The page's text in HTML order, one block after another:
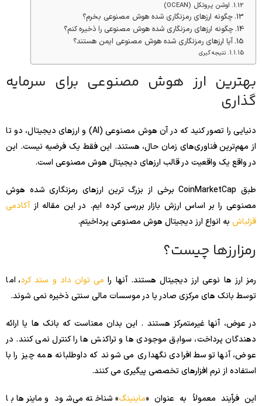
اوشن پروتکل (OCEAN)
چگونه ارزهای رمزنگاری شده هوش مصنوعی بخرم؟
چگونه ارزهای رمزنگاری شده هوش مصنوعی را ذخیره کنم؟
آیا ارزهای رمزنگاری شده هوش مصنوعی ایمن هستند؟
نتیجه گیری
بهترین ارز هوش مصنوعی برای سرمایه
گذاری
دنیایی را تصور کنید که در آن هوش مصنوعی (AI) و ارزهای دیجیتال، دو تا
از مهم‌ترین فناوری‌های زمان حال، هستند. این فقط یک فرضیه نیست. این
در واقع یک واقعیت در قالب ارزهای دیجیتال هوش مصنوعی است.
طبق CoinMarketCap برخی از بزرگ ترین ارزهای رمزنگاری شده هوش
مصنوعی را بر اساس ارزش بازار بررسی کرده ایم. در این مقاله از آکادمی
قزلباش به انواع ارز دیجیتال هوش مصنوعی پرداخیتم.
رمزارزها چیست؟
رمز ارز ها نوعی ارز دیجیتال هستند. آنها را می توان داد و ستد کرد، اما
توسط بانک های مرکزی صادر یا در موسسات مالی سنتی ذخیره نمی شوند.
در عوض، آنها غیرمتمرکز هستند . این بدان معناست که بانک ها یا ارائه
دهندگان پرداخت، سوابق موجودی ها و تراکنش ها را کنترل نمی کنند. در
عوض، آنها توسط افرادی نگهداری می شوند که داوطلبانه همه چیز را با
استفاده از نرم افزارهای تخصصی پیگیری می کنند.
این فرآیند معمولاً به عنوان «ماینینگ» شناخته می‌شود و ماینرها با